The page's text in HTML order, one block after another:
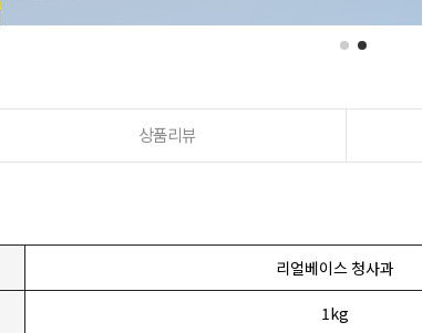
상품리뷰
리얼베이스 청사과
1kg